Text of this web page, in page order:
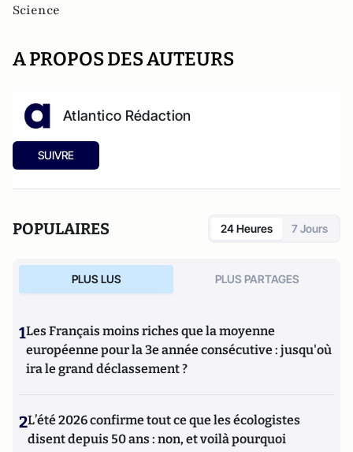
Science
A PROPOS DES AUTEURS
Atlantico Rédaction
SUIVRE
POPULAIRES 24 Heures 7 Jours
PLUS LUS PLUS PARTAGES
1Les Français moins riches que la moyenne
européenne pour la 3e année consécutive : jusqu'où
ira le grand déclassement ?
2L’été 2026 confirme tout ce que les écologistes
disent depuis 50 ans : non, et voilà pourquoi